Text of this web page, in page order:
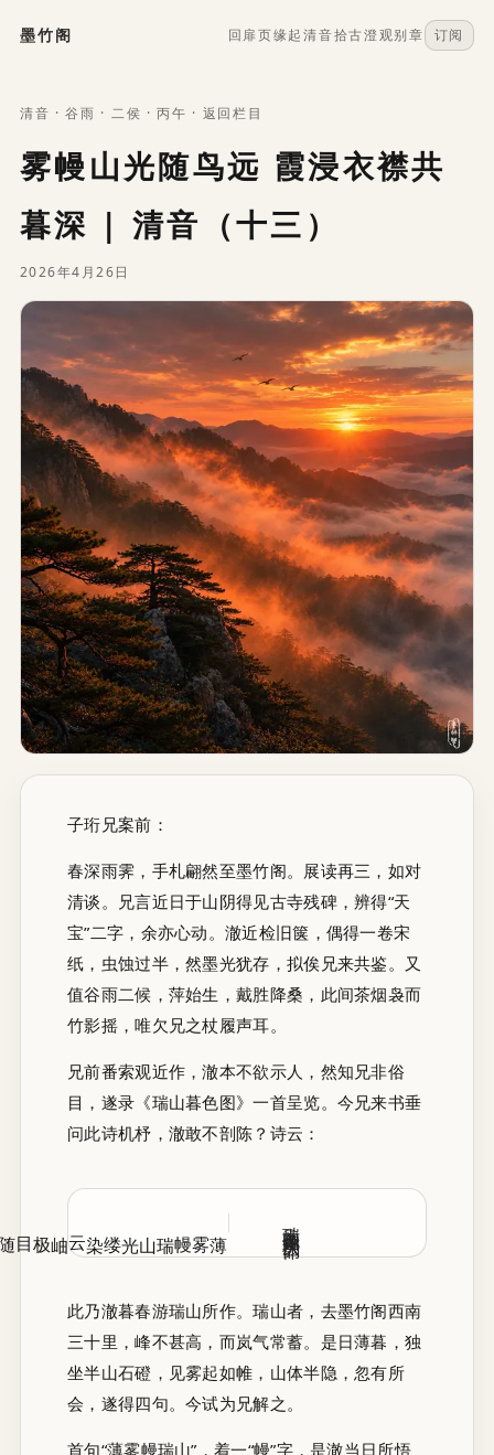
墨竹阁 回扉页缘起清音拾古澄观别章 订阅
清音 ·谷雨 · 二侯 ·丙午 · 返回栏目
雾幔山光随鸟远 霞浸衣襟共
暮深 | 清音（十三）
2026年4月26日
子珩兄案前：
春深雨霁，手札翩然至墨竹阁。展读再三，如对
清谈。兄言近日于山阴得见古寺残碑，辨得“天
宝”二字，余亦心动。澈近检旧箧，偶得一卷宋
纸，虫蚀过半，然墨光犹存，拟俟兄来共鉴。又
值谷雨二候，萍始生，戴胜降桑，此间茶烟袅而
竹影摇，唯欠兄之杖履声耳。
兄前番索观近作，澈本不欲示人，然知兄非俗
目，遂录《瑞山暮色图》一首呈览。今兄来书垂
问此诗机杼，澈敢不剖陈？诗云：
瑞山暮色图（仄韵体）
此乃澈暮春游瑞山所作。瑞山者，去墨竹阁西南
三十里，峰不甚高，而岚气常蓄。是日薄暮，独
坐半山石磴，见雾起如帷，山体半隐，忽有所
会，遂得四句。今试为兄解之。
首句“薄雾幔瑞山”，着一“幔”字，是澈当日所悟